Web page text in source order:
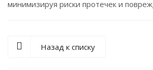
минимизируя риски протечек и
Назад к списку